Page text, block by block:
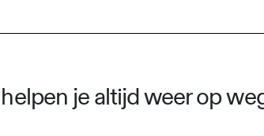
je altijd weer op